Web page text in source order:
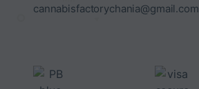
cannabisfactorychania@gmail.com